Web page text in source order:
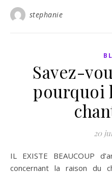
stephanie
Savez-
pourquoi
20
IL EXISTE BEAUCOUP d’articles qui traitent du sujet
concernant la raison du